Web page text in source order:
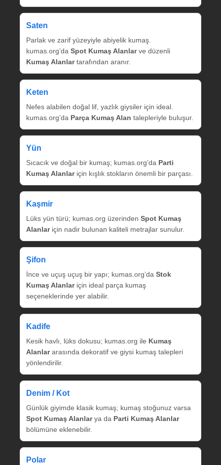
Saten
Parlak ve zarif yüzeyiyle abiyelik kumaş.
kumas.org’da Spot Kumaş Alanlarve düzenli
Kumaş Alanlartarafından aranır.
Keten
Nefes alabilen doğal lif, yazlık giysiler için ideal.
kumas.org’da Parça Kumaş Alan talepleriyle buluşur.
Yün
Sıcacık ve doğal bir kumaş; kumas.org’da Parti
Kumaş Alanlariçin kışlık stokların önemli bir parçası.
Kaşmir
Lüks yün türü; kumas.org üzerinden Spot Kumaş
Alanlariçin nadir bulunan kaliteli metrajlar sunulur.
Şifon
İnce ve uçuş uçuş bir yapı; kumas.org’da Stok
Kumaş Alanlariçin ideal parça kumaş
seçeneklerinde yer alabilir.
Kadife
Kesik havlı, lüks dokusu; kumas.org ile Kumaş
Alanlararasında dekoratif ve giysi kumaş talepleri
yönlendirilir.
Denim / Kot
Günlük giyimde klasik kumaş; kumaş stoğunuz varsa
Spot Kumaş Alanlarya da Parti Kumaş Alanlar
bölümüne eklenebilir.
Polar